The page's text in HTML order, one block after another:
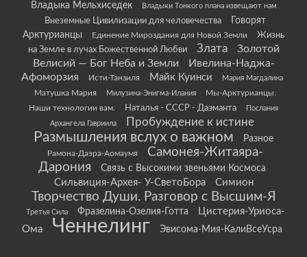
Владыка Мельхиседек Владыки Тонкого плана извещают нам
Внеземные Цивилизации для человечества
Говорят
Арктурианцы
Единение Мироздания для Новой Земли
Жизнь
на Земле в лучах Божественной Любви
Злата
Золотой
Велисий — Бог Неба и Земли
Ивелина-Наджа-
Афоморзия
Исти-Танзиля Майк Куинси Мария Магдалина
Матушка Мария Милузина-Энигма-Илания
Мы-Арктурианцы.
Наши технологии вам.
Наталья - СССР - Даэманта
Послания
Архангела Гавриила
Пробуждение к истине
Размышления вслух о важном Разное
Рамона-Даэра-Аомаумя
Самонея-Житаяра-
Дарония
Связь с Высокими звеньями Космоса
Сильвиция-Архея- У-СветоБора Симион
Творчество Души. Разговор с Высшим-Я
Третья Сила Фразелина-Озелия-Готта
Цистерия-Уриоса-
Ома
Ченнелинг Эвисома-Мия-КалиВсеУсра